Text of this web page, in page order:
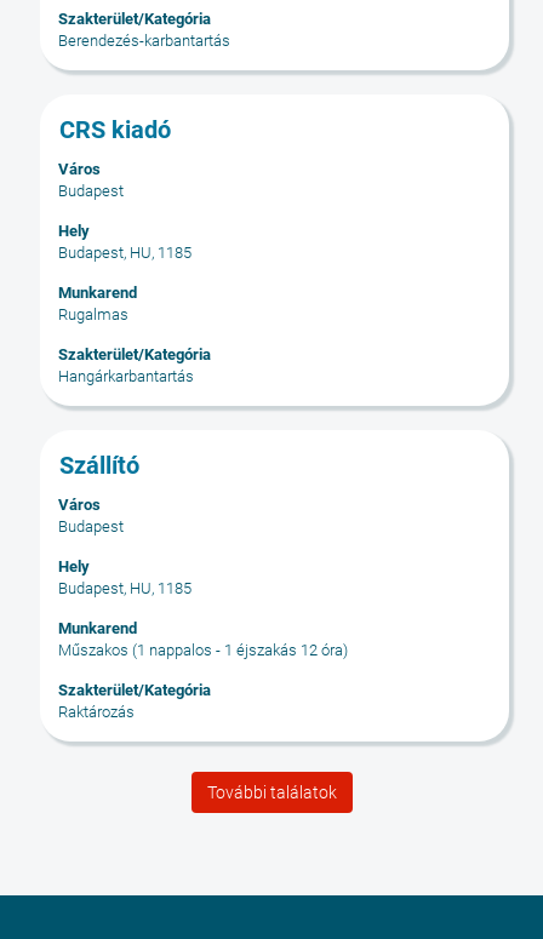
Szakterület/Kategória
Berendezés-karbantartás
megtekintéséhez.
Cím
CRS kiadó
Város
Budapest
Hely
Budapest, HU, 1185
Munkarend
Rugalmas
Szakterület/Kategória
Hangárkarbantartás
Jelölje
a
szóköz
billentyűvel
az
állásinformáció
teljes
megtekintéséhez.
Cím
Szállító
Város
Budapest
Hely
Budapest, HU, 1185
Munkarend
Műszakos (1 nappalos - 1 éjszakás 12 óra)
Szakterület/Kategória
Raktározás
Jelölje
a
szóköz
billentyűvel
az
állásinformáció
teljes
megtekintéséhez.
További találatok